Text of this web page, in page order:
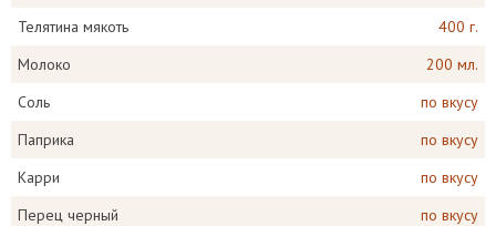
Телятина мякоть
400 г.
Молоко
200 мл.
Соль
по вкусу
Паприка
по вкусу
Карри
по вкусу
Перец черный
по вкусу